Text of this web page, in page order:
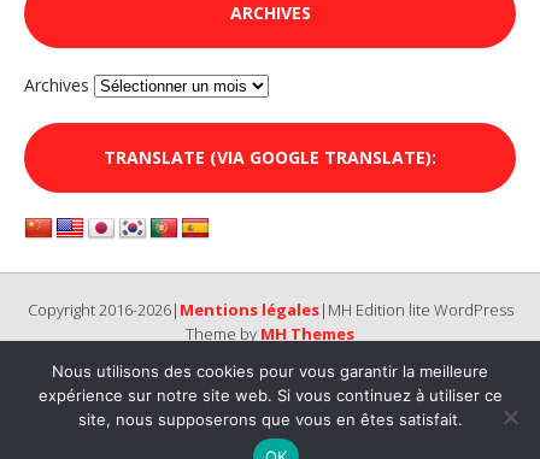
ARCHIVES
Archives
TRANSLATE (VIA GOOGLE TRANSLATE):
Copyright 2016-2026| Mentions légales|MH Edition lite WordPress
Theme by MH Themes
Nous utilisons des cookies pour vous garantir la meilleure
expérience sur notre site web. Si vous continuez à utiliser ce
site, nous supposerons que vous en êtes satisfait.